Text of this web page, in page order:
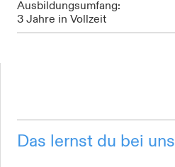
Ausbildungsumfang:
3 Jahre in Vollzeit
Das lernst du bei uns